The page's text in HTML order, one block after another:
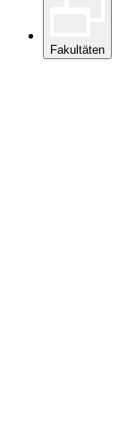
Fakultäten